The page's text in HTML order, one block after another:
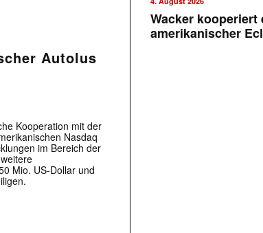
Autolus
Kooperation mit der
Nasdaq
im Bereich der
Mio. US-Dollar und
Wacker kooperiert
amerikanischer